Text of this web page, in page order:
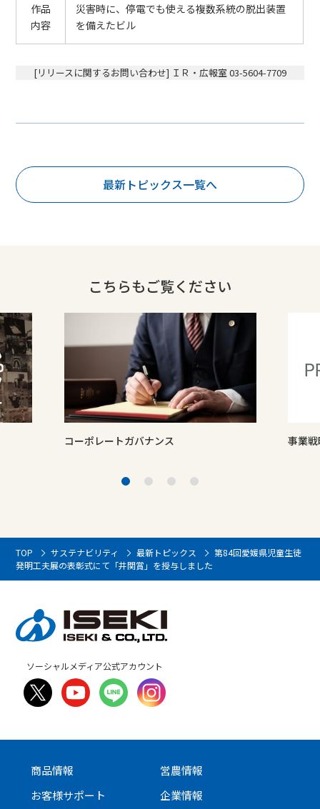
作品
内容
災害時に、停電でも使える複数系統の脱出装置
を備えたビル
[リリースに関するお問い合わせ] ＩＲ・広報室 03-5604-7709
最新トピックス一覧へ
こちらもご覧ください
コーポレートガバナンス 事業
TOP サステナビリティ 最新トピックス
第84回愛媛県児童生徒
発明工夫展の表彰式にて「井関賞」を授与しました
ソーシャルメディア公式アカウント
商品情報
営農情報
お客様サポート
企業情報